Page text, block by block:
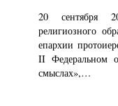
20 сентября
религиозного
епархии
II Федеральном
смыслах»,…